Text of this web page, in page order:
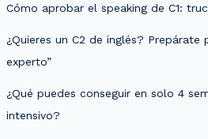
Cómo aprobar el speaking de C1:
¿Quieres un C2 de inglés? Prepárate
experto”
¿Qué puedes conseguir en solo 4
intensivo?